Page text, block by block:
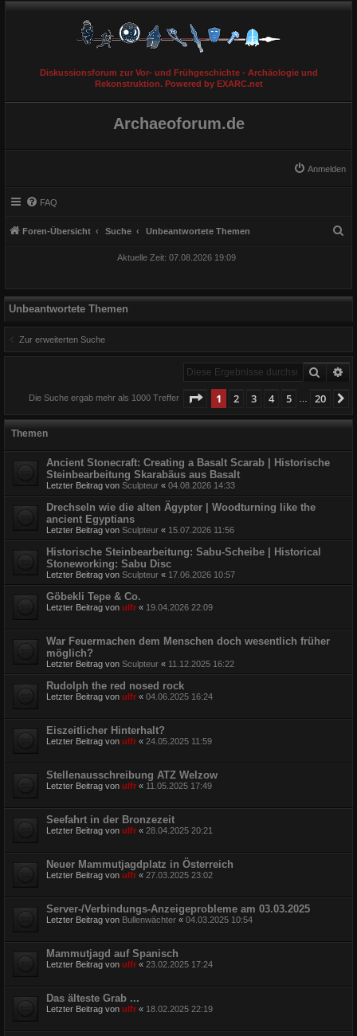
Diskussionsforum zur Vor- und Frühgeschichte - Archäologie und
Rekonstruktion. Powered by EXARC.net
Archaeoforum.de
Anmelden
FAQ
Foren-Übersicht Suche Unbeantwortete Themen
Aktuelle Zeit: 07.08.2026 19:09
Unbeantwortete Themen
Zur erweiterten Suche
Suche
Die Suche ergab mehr als 1000 Treffer Seite 1von 20
1 2 3 4 5 20
Themen
Ancient Stonecraft: Creating a Basalt Scarab | Historische
Steinbearbeitung Skarabäus aus Basalt
Letzter Beitrag von Sculpteur « 04.08.2026 14:33
Drechseln wie die alten Ägypter | Woodturning like the
ancient Egyptians
Letzter Beitrag von Sculpteur « 15.07.2026 11:56
Historische Steinbearbeitung: Sabu-Scheibe | Historical
Stoneworking: Sabu Disc
Letzter Beitrag von Sculpteur « 17.06.2026 10:57
Göbekli Tepe & Co.
Letzter Beitrag von ulfr « 19.04.2026 22:09
War Feuermachen dem Menschen doch wesentlich früher
möglich?
Letzter Beitrag von Sculpteur « 11.12.2025 16:22
Rudolph the red nosed rock
Letzter Beitrag von ulfr « 04.06.2025 16:24
Eiszeitlicher Hinterhalt?
Letzter Beitrag von ulfr « 24.05.2025 11:59
Stellenausschreibung ATZ Welzow
Letzter Beitrag von ulfr « 11.05.2025 17:49
Seefahrt in der Bronzezeit
Letzter Beitrag von ulfr « 28.04.2025 20:21
Neuer Mammutjagdplatz in Österreich
Letzter Beitrag von ulfr « 27.03.2025 23:02
Server-/Verbindungs-Anzeigeprobleme am 03.03.2025
Letzter Beitrag von Bullenwächter « 04.03.2025 10:54
Mammutjagd auf Spanisch
Letzter Beitrag von ulfr « 23.02.2025 17:24
Das älteste Grab ...
Letzter Beitrag von ulfr « 18.02.2025 22:19